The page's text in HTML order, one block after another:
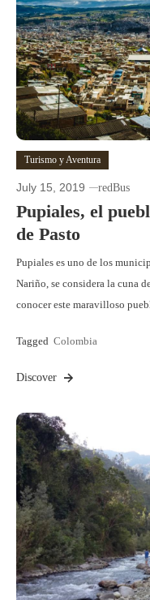
Turismo y Aventura
July 15, 2019 redBus
Pupiales, el
de Pasto
Pupiales es uno de los
Nariño, se considera la cuna
conocer este maravilloso
Tagged Colombia
Discover